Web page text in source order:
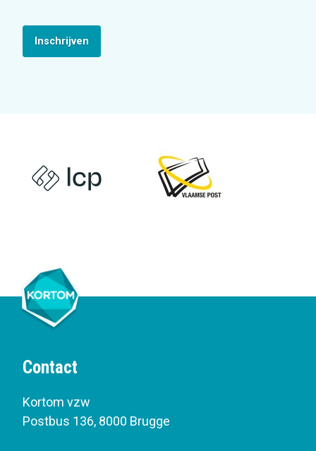
Inschrijven
Contact
Kortom vzw
Postbus 136, 8000 Brugge